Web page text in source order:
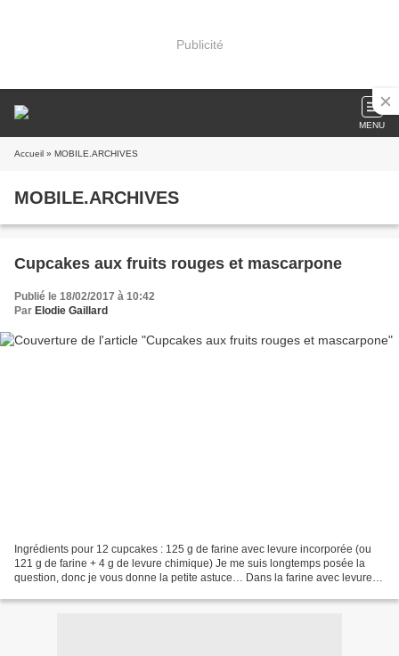
Publicité
MENU
Accueil » MOBILE.ARCHIVES
MOBILE.ARCHIVES
Cupcakes aux fruits rouges et mascarpone
Publié le 18/02/2017 à 10:42
Par Elodie Gaillard
Ingrédients pour 12 cupcakes : 125 g de farine avec levure incorporée (ou
121 g de farine + 4 g de levure chimique) Je me suis longtemps posée la
question, donc je vous donne la petite astuce… Dans la farine avec levure